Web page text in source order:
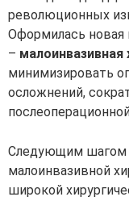
революционных
Оформилась новая
– малоинвазивная
минимизировать
осложнений,
Следующим шагом
малоинвазивной
широкой